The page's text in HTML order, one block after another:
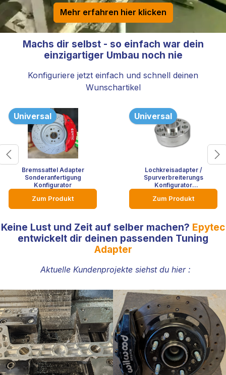
Mehr erfahren hier klicken
Machs dir selbst - so einfach war dein
einzigartiger Umbau noch nie
Konfiguriere jetzt einfach und schnell deinen
Wunschartikel
Universal
Bremssattel Adapter
Sonderanfertigung
Konfigurator
Zum Produkt
Universal
Lochkreisadapter /
Spurverbreiterungs
Konfigurator
Zum Produkt
Keine Lust und Zeit auf selber machen? Epytec
entwickelt dir deinen passenden Tuning
Adapter
Aktuelle Kundenprojekte siehst du hier :